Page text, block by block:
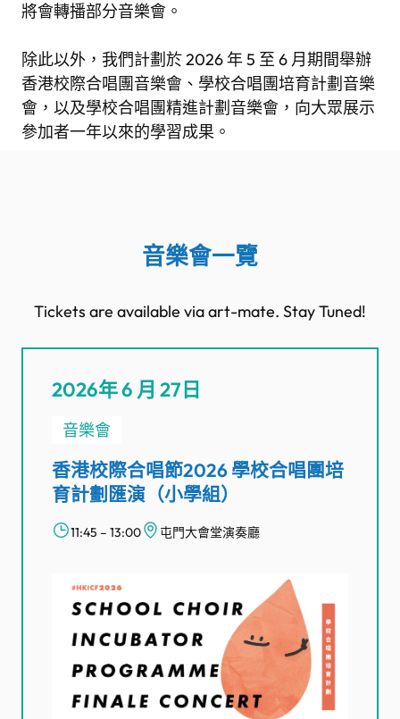
將會轉播部分音樂會。
除此以外，我們計劃於 2026 年 5 至 6 月期間舉辦
香港校際合唱團音樂會、學校合唱團培育計劃音樂
會，以及學校合唱團精進計劃音樂會，向大眾展示
參加者一年以來的學習成果。
音樂會一覽
Tickets are available via art-mate. Stay Tuned!
2026年 6 月 27日
音樂會
香港校際合唱節2026 學校合唱團培
育計劃匯演（小學組）
11:45 – 13:00 屯門大會堂演奏廳